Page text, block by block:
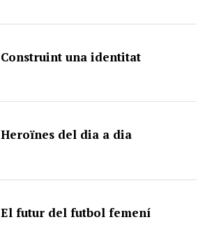
Construint una identitat
Heroïnes del dia a dia
El futur del futbol femení